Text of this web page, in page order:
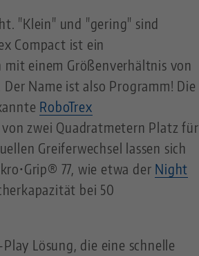
"Klein" und "gering" sind
Compact ist ein
einem Größenverhältnis von
Name ist also Programm! Die
RoboTrex
zwei Quadratmetern Platz für
Greiferwechsel lassen sich
77, wie etwa der Night
bei 50
Lösung, die eine schnelle